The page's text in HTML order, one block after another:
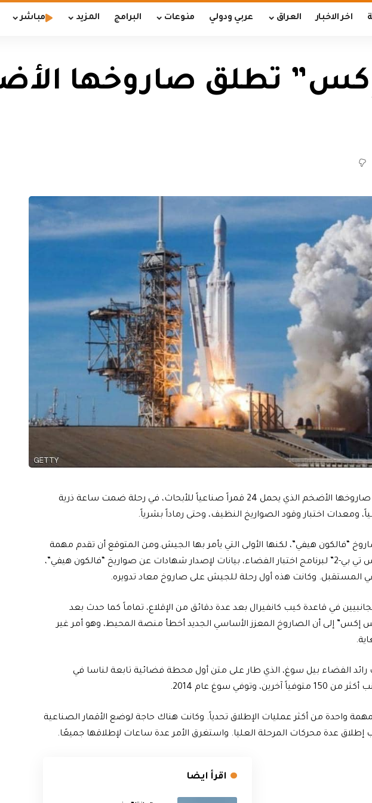
اخر الاخبار العراق عربي ودولي منوعات البرامج المزيد مباشر
أطلقت “سبيس إكس”، الثلاثاء، صاروخها الأضخم الذي يحمل 24 قمراً صناعياً للأبحاث، في رحلة ضمت ساعة ذرية
اختبار وقود الصواريخ النظيف، وحتى رماداً بشرياً.
“فالكون هيفي”، لكنها الأولى التي يأمر بها الجيش.ومن المتوقع أن تقدم مهمة
وزارة الدفاع، التي يطلق عليها “إس تي بي-2” لبرنامج اختبار الفضاء، بيانات لإصدار شهادات عن صواريخ “فالكون هيفي”،
المستقبل. وكانت هذه أول رحلة للجيش على صاروخ معاد تدويره.
في قاعدة كيب كانفيرال بعد عدة دقائق من الإقلاع، تماماً كما حدث بعد
إكس” إلى أن الصاروخ المعزز الأساسي الجديد أخطأ منصة المحيط، وهو أمر غير
الفضاء بيل سوغ، الذي طار على متن أول محطة فضائية تابعة لناسا في
سوغ عام 2014.
واحدة من أكثر عمليات الإطلاق تحدياً. وكانت هناك حاجة لوضع الأقمار الصناعية
اقرأ ايضا